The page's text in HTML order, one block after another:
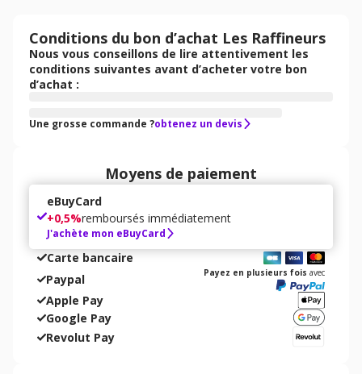
Conditions du bon d’achat Les Raffineurs
Nous vous conseillons de lire attentivement les
conditions suivantes avant d’acheter votre bon
d’achat :
Une grosse commande ?obtenez un devis
Moyens de paiement
eBuyCard
+0,5%remboursés immédiatement
J'achète mon eBuyCard
Carte bancaire
Paypal
Payez en plusieurs fois avec
Apple Pay
Google Pay
Revolut Pay